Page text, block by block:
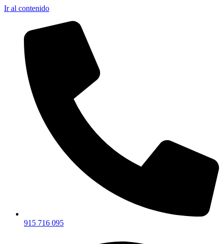
Ir al contenido
915 716 095